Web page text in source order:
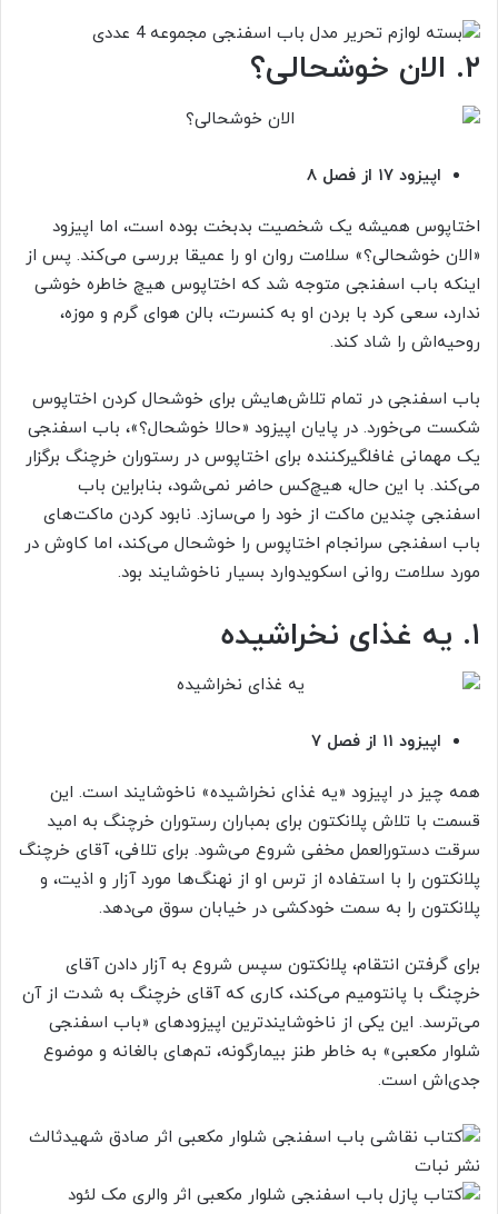
۲. الان خوشحالی؟
اپیزود ۱۷ از فصل ۸
اختاپوس همیشه یک شخصیت بدبخت بوده است، اما اپیزود
«الان خوشحالی؟» سلامت روان او را عمیقا بررسی می‌کند. پس از
اینکه باب اسفنجی متوجه شد که اختاپوس هیچ خاطره خوشی
ندارد، سعی کرد با بردن او به کنسرت، بالن هوای گرم و موزه،
روحیه‌اش را شاد کند.
باب اسفنجی در تمام تلاش‌هایش برای خوشحال کردن اختاپوس
شکست می‌خورد. در پایان اپیزود «حالا خوشحال؟»، باب اسفنجی
یک مهمانی غافلگیرکننده برای اختاپوس در رستوران خرچنگ برگزار
می‌کند. با این حال، هیچ‌کس حاضر نمی‌شود، بنابراین باب
اسفنجی چندین ماکت از خود را می‌سازد. نابود کردن ماکت‌های
باب اسفنجی سرانجام اختاپوس را خوشحال می‌کند، اما کاوش در
مورد سلامت روانی اسکویدوارد بسیار ناخوشایند بود.
۱. یه غذای نخراشیده
اپیزود ۱۱ از فصل ۷
همه چیز در اپیزود «یه غذای نخراشیده» ناخوشایند است. این
قسمت با تلاش پلانکتون برای بمباران رستوران خرچنگ به امید
سرقت دستور‌العمل مخفی شروع می‌شود. برای تلافی، آقای خرچنگ
پلانکتون را با استفاده از ترس او از نهنگ‌ها مورد آزار و اذیت، و
پلانکتون را به سمت خودکشی در خیابان سوق می‌دهد.
برای گرفتن انتقام، پلانکتون سپس شروع به آزار دادن آقای
خرچنگ با پانتومیم می‌کند، کاری که آقای خرچنگ به شدت از آن
می‌ترسد. این یکی از ناخوشایندترین اپیزودهای «باب اسفنجی
شلوار مکعبی» به خاطر طنز بیمارگونه، تم‌های بالغانه و موضوع
جدی‌اش است.